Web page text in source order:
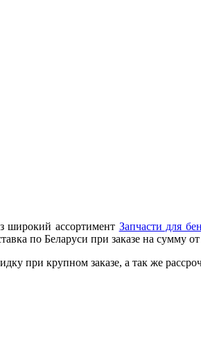
широкий ассортимент Запчасти для
по Беларуси при заказе на сумму
при крупном заказе, а так же